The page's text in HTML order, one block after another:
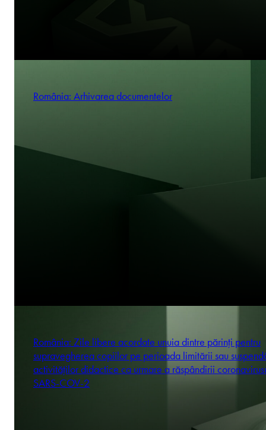
România: Arhivarea documentelor
România: Zile libere acordate unuia dintre părinți pentru
supravegherea copiilor pe perioada limitării sau
activităților didactice ca urmare a răspândirii
SARS-COV-2